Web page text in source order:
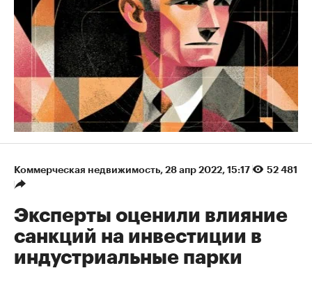
Коммерческая недвижимость⁠, 28 апр 2022, 15:17 52 481
Эксперты оценили влияние
санкций на инвестиции в
индустриальные парки